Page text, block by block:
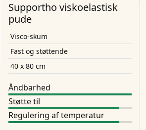
Supportho viskoelastisk
pude
Visco-skum
Fast og støttende
40 x 80 cm
Åndbarhed
Støtte til
Regulering af temperatur